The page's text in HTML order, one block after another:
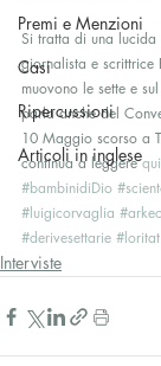
Premi e Menzioni
Casi
Ripercussioni
Articoli in inglese
Si tratta di una lucida
giornalista e scrittrice
muovono le sette e
parla anche del
10 Maggio scorso a
continua a leggere qui
#bambinidiDio
#luigicorvaglia
#derivesettarie
Interviste